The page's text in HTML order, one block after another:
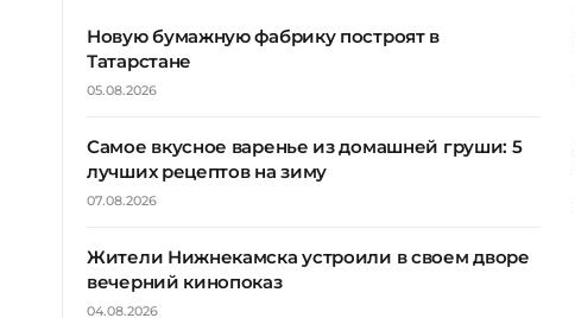
Новую бумажную фабрику построят в
Татарстане
05.08.2026
Самое вкусное варенье из домашней груши: 5
лучших рецептов на зиму
07.08.2026
Жители Нижнекамска устроили в своем дворе
вечерний кинопоказ
04.08.2026